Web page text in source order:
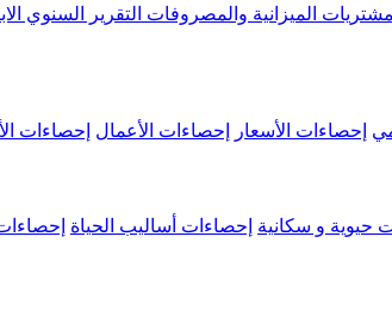
الميزانية والمصروفات التقرير السنوي
إحصاءات الأسعار إحصاءات الأعمال إحصاءات
حيوية و سكانية إحصاءات أساليب الحياة